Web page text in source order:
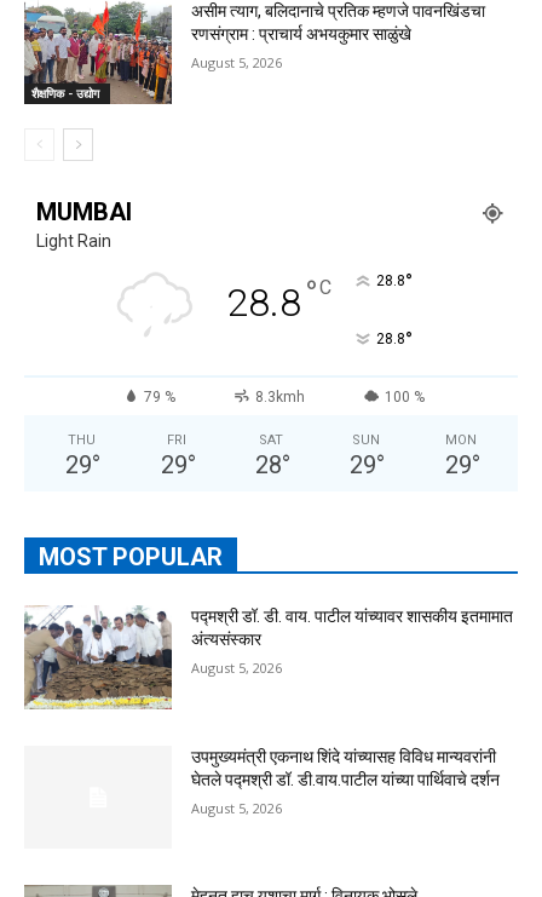
शैक्षणिक - उद्योग
असीम त्याग, बलिदानाचे प्रतिक म्हणजे पावनखिंडचा
रणसंग्राम : प्राचार्य अभयकुमार साळुंखे
August 5, 2026
MUMBAI
Light Rain
28.8°C 28.8°
28.8°
79 % 8.3kmh 100 %
THU
29°
FRI
29°
SAT
28°
SUN
29°
MON
29°
MOST POPULAR
पद्मश्री डॉ. डी. वाय. पाटील यांच्यावर शासकीय इतमामात
अंत्यसंस्कार
August 5, 2026
उपमुख्यमंत्री एकनाथ शिंदे यांच्यासह विविध मान्यवरांनी
घेतले पद्मश्री डॉ. डी.वाय.पाटील यांच्या पार्थिवाचे दर्शन
August 5, 2026